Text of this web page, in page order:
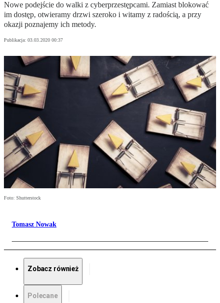
Nowe podejście do walki z cyberprzestępcami. Zamiast blokować
im dostęp, otwieramy drzwi szeroko i witamy z radością, a przy
okazji poznajemy ich metody.
Publikacja: 03.03.2020 00:37
Foto: Shutterstock
Tomasz Nowak
Zobacz również
Polecane